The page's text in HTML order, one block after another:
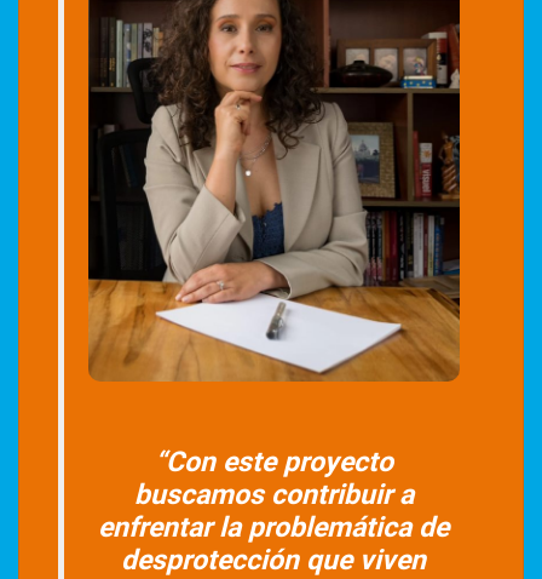
“Con este proyecto
buscamos contribuir a
enfrentar la problemática de
desprotección que viven